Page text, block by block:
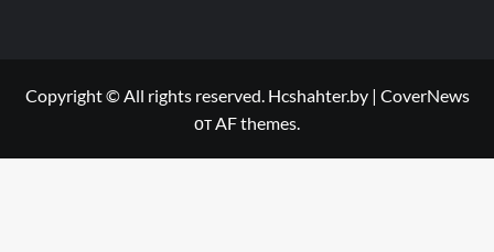
Copyright © All rights reserved. Hcshahter.by | CoverNews
от AF themes.